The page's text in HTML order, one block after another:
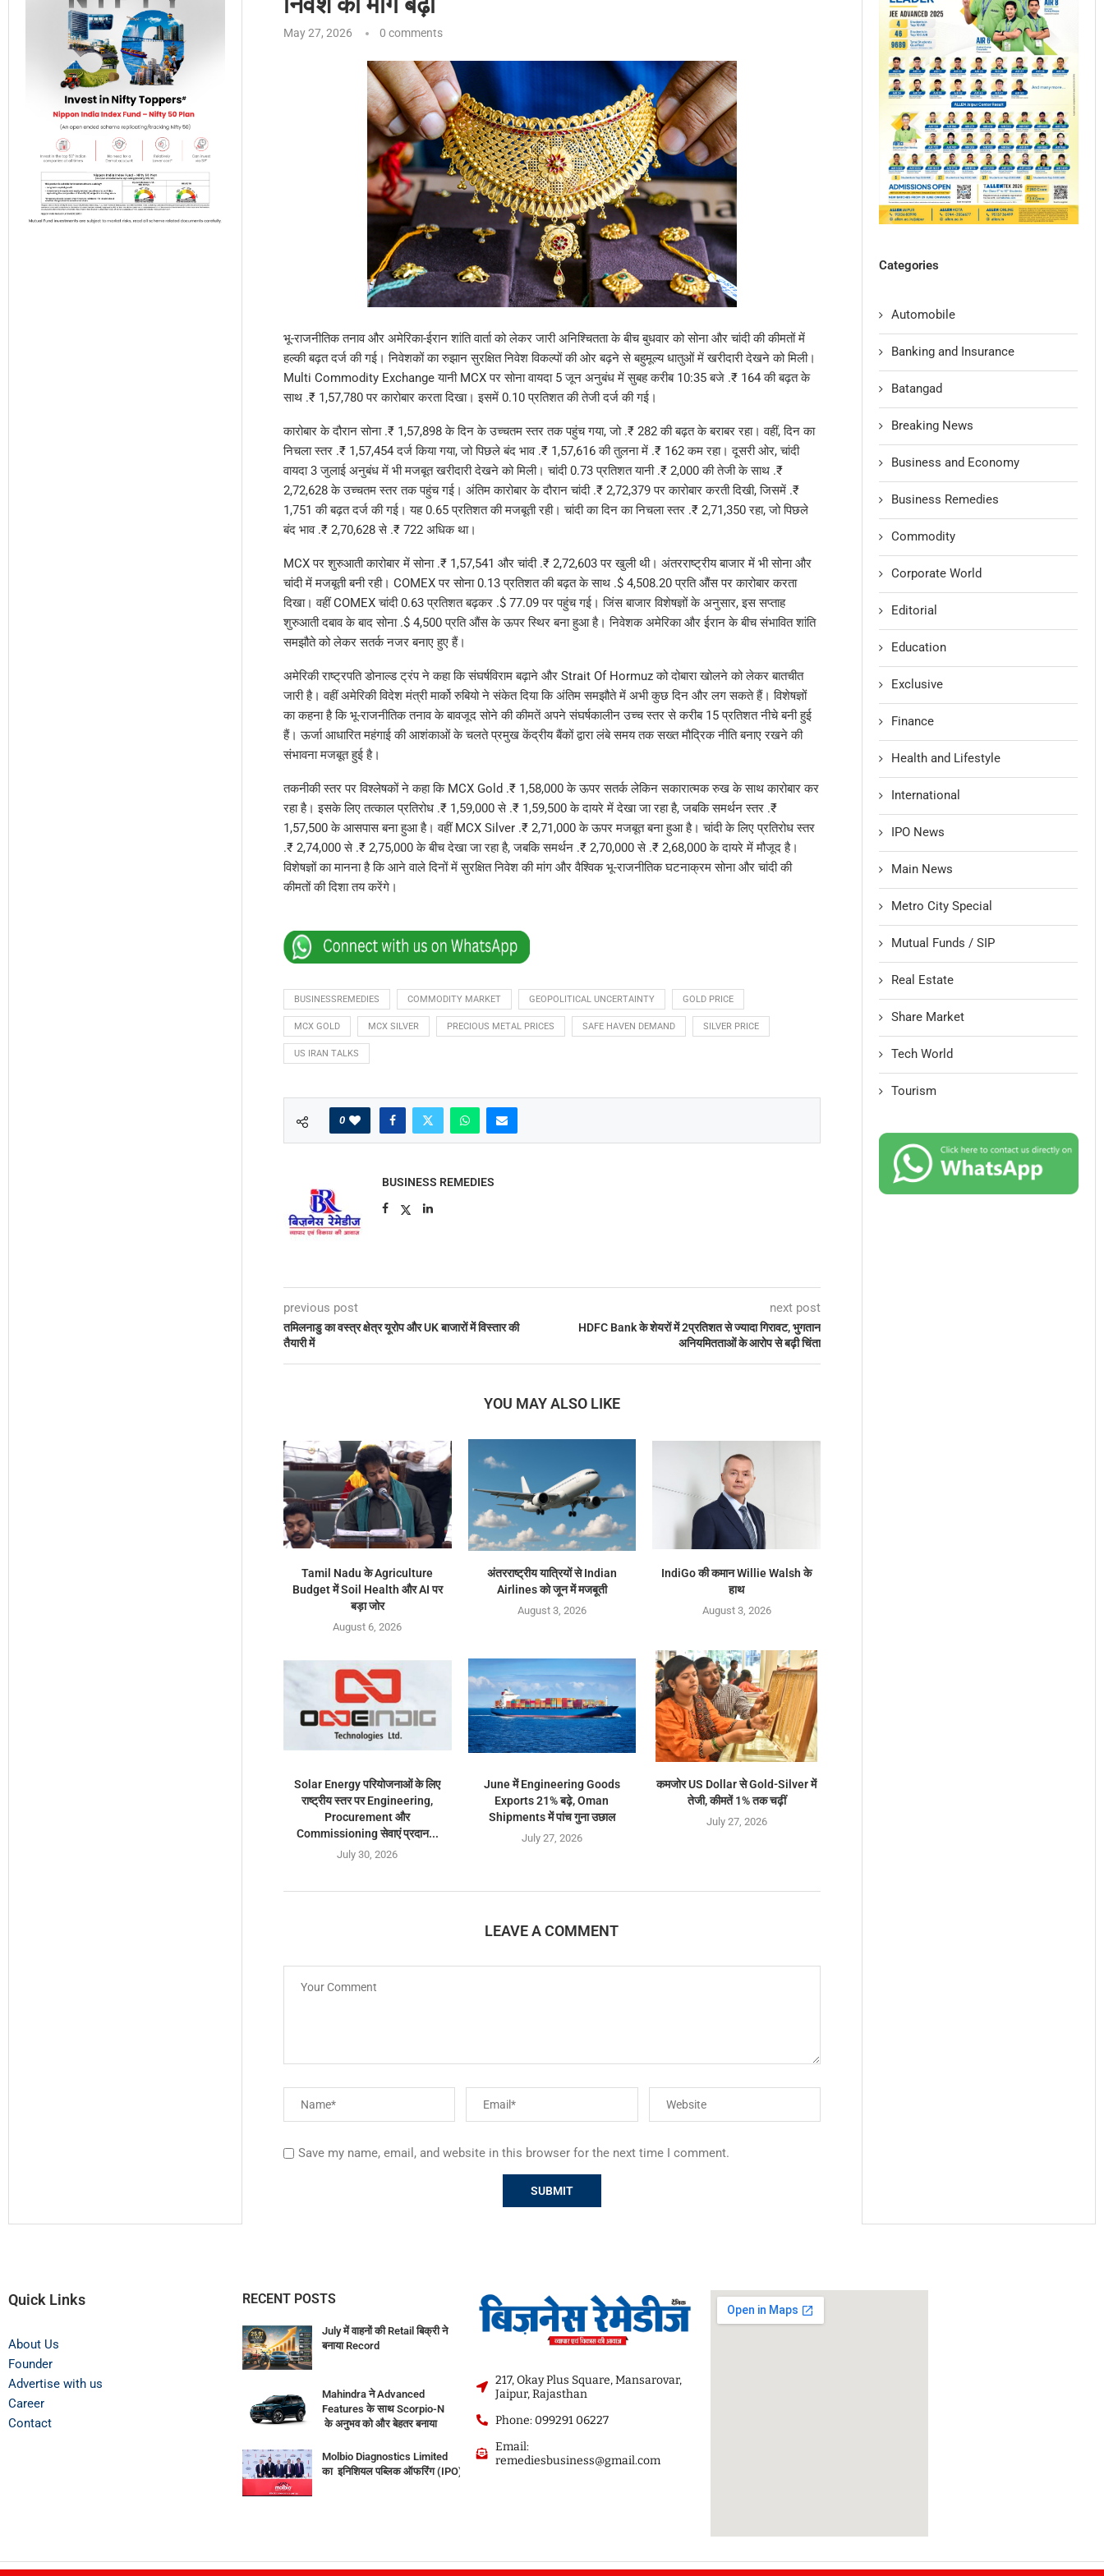
May 27, 2026 0 comments
भू-राजनीतिक तनाव और अमेरिका-ईरान शांति वार्ता को लेकर जारी अनिश्चितता के बीच बुधवार को सोना और चांदी की कीमतों में
हल्की बढ़त दर्ज की गई। निवेशकों का रुझान सुरक्षित निवेश विकल्पों की ओर बढ़ने से बहुमूल्य धातुओं में खरीदारी देखने को मिली।
Multi Commodity Exchange यानी MCX पर सोना वायदा 5 जून अनुबंध में सुबह करीब 10:35 बजे .₹ 164 की बढ़त के
साथ .₹ 1,57,780 पर कारोबार करता दिखा। इसमें 0.10 प्रतिशत की तेजी दर्ज की गई।
कारोबार के दौरान सोना .₹ 1,57,898 के दिन के उच्चतम स्तर तक पहुंच गया, जो .₹ 282 की बढ़त के बराबर रहा। वहीं, दिन का
निचला स्तर .₹ 1,57,454 दर्ज किया गया, जो पिछले बंद भाव .₹ 1,57,616 की तुलना में .₹ 162 कम रहा। दूसरी ओर, चांदी
वायदा 3 जुलाई अनुबंध में भी मजबूत खरीदारी देखने को मिली। चांदी 0.73 प्रतिशत यानी .₹ 2,000 की तेजी के साथ .₹
2,72,628 के उच्चतम स्तर तक पहुंच गई। अंतिम कारोबार के दौरान चांदी .₹ 2,72,379 पर कारोबार करती दिखी, जिसमें .₹
1,751 की बढ़त दर्ज की गई। यह 0.65 प्रतिशत की मजबूती रही। चांदी का दिन का निचला स्तर .₹ 2,71,350 रहा, जो पिछले
बंद भाव .₹ 2,70,628 से .₹ 722 अधिक था।
MCX पर शुरुआती कारोबार में सोना .₹ 1,57,541 और चांदी .₹ 2,72,603 पर खुली थी। अंतरराष्ट्रीय बाजार में भी सोना और
चांदी में मजबूती बनी रही। COMEX पर सोना 0.13 प्रतिशत की बढ़त के साथ .$ 4,508.20 प्रति औंस पर कारोबार करता
दिखा। वहीं COMEX चांदी 0.63 प्रतिशत बढ़कर .$ 77.09 पर पहुंच गई। जिंस बाजार विशेषज्ञों के अनुसार, इस सप्ताह
शुरुआती दबाव के बाद सोना .$ 4,500 प्रति औंस के ऊपर स्थिर बना हुआ है। निवेशक अमेरिका और ईरान के बीच संभावित शांति
समझौते को लेकर सतर्क नजर बनाए हुए हैं।
अमेरिकी राष्ट्रपति डोनाल्ड ट्रंप ने कहा कि संघर्षविराम बढ़ाने और Strait Of Hormuz को दोबारा खोलने को लेकर बातचीत
जारी है। वहीं अमेरिकी विदेश मंत्री मार्को रुबियो ने संकेत दिया कि अंतिम समझौते में अभी कुछ दिन और लग सकते हैं। विशेषज्ञों
का कहना है कि भू-राजनीतिक तनाव के बावजूद सोने की कीमतें अपने संघर्षकालीन उच्च स्तर से करीब 15 प्रतिशत नीचे बनी हुई
हैं। ऊर्जा आधारित महंगाई की आशंकाओं के चलते प्रमुख केंद्रीय बैंकों द्वारा लंबे समय तक सख्त मौद्रिक नीति बनाए रखने की
संभावना मजबूत हुई है।
तकनीकी स्तर पर विश्लेषकों ने कहा कि MCX Gold .₹ 1,58,000 के ऊपर सतर्क लेकिन सकारात्मक रुख के साथ कारोबार कर
रहा है। इसके लिए तत्काल प्रतिरोध .₹ 1,59,000 से .₹ 1,59,500 के दायरे में देखा जा रहा है, जबकि समर्थन स्तर .₹
1,57,500 के आसपास बना हुआ है। वहीं MCX Silver .₹ 2,71,000 के ऊपर मजबूत बना हुआ है। चांदी के लिए प्रतिरोध स्तर
.₹ 2,74,000 से .₹ 2,75,000 के बीच देखा जा रहा है, जबकि समर्थन .₹ 2,70,000 से .₹ 2,68,000 के दायरे में मौजूद है।
विशेषज्ञों का मानना है कि आने वाले दिनों में सुरक्षित निवेश की मांग और वैश्विक भू-राजनीतिक घटनाक्रम सोना और चांदी की
कीमतों की दिशा तय करेंगे।
BUSINESSREMEDIES COMMODITY MARKET GEOPOLITICAL UNCERTAINTY GOLD PRICE
MCX GOLD MCX SILVER PRECIOUS METAL PRICES SAFE HAVEN DEMAND SILVER PRICE
US IRAN TALKS
0
BUSINESS REMEDIES
previous post
तमिलनाडु का वस्त्र क्षेत्र यूरोप और UK बाजारों में विस्तार की
तैयारी में
next post
HDFC Bank के शेयरों में 2प्रतिशत से ज्यादा गिरावट, भुगतान
अनियमितताओं के आरोप से बढ़ी चिंता
YOU MAY ALSO LIKE
Tamil Nadu के Agriculture
Budget में Soil Health और AI पर
बड़ा जोर
August 6, 2026
अंतरराष्ट्रीय यात्रियों से Indian
Airlines को जून में मजबूती
August 3, 2026
IndiGo की कमान Willie Walsh के
हाथ
August 3, 2026
Solar Energy परियोजनाओं के लिए
राष्ट्रीय स्तर पर Engineering,
Procurement और
Commissioning सेवाएं प्रदान...
July 30, 2026
June में Engineering Goods
Exports 21% बढ़े, Oman
Shipments में पांच गुना उछाल
July 27, 2026
कमजोर US Dollar से Gold-Silver में
तेजी, कीमतें 1% तक चढ़ीं
July 27, 2026
LEAVE A COMMENT
Save my name, email, and website in this browser for the next time I comment.
Categories
Automobile
Banking and Insurance
Batangad
Breaking News
Business and Economy
Business Remedies
Commodity
Corporate World
Editorial
Education
Exclusive
Finance
Health and Lifestyle
International
IPO News
Main News
Metro City Special
Mutual Funds / SIP
Real Estate
Share Market
Tech World
Tourism
Quick Links
About Us
Founder
Advertise with us
Career
Contact
RECENT POSTS
July में वाहनों की Retail बिक्री ने
बनाया Record
Mahindra ने Advanced
Features के साथ Scorpio-N
के अनुभव को और बेहतर बनाया
Molbio Diagnostics Limited
का इनिशियल पब्लिक ऑफरिंग (IPO) सोमवार, 10 अगस्त, 2026 को खुलेगा
217, Okay Plus Square, Mansarovar,
Jaipur, Rajasthan
Phone: 099291 06227
Email:
remediesbusiness@gmail.com